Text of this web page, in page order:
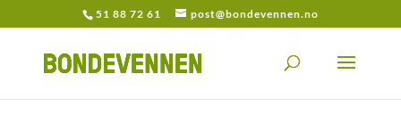
51 88 72 61 post@bondevennen.no